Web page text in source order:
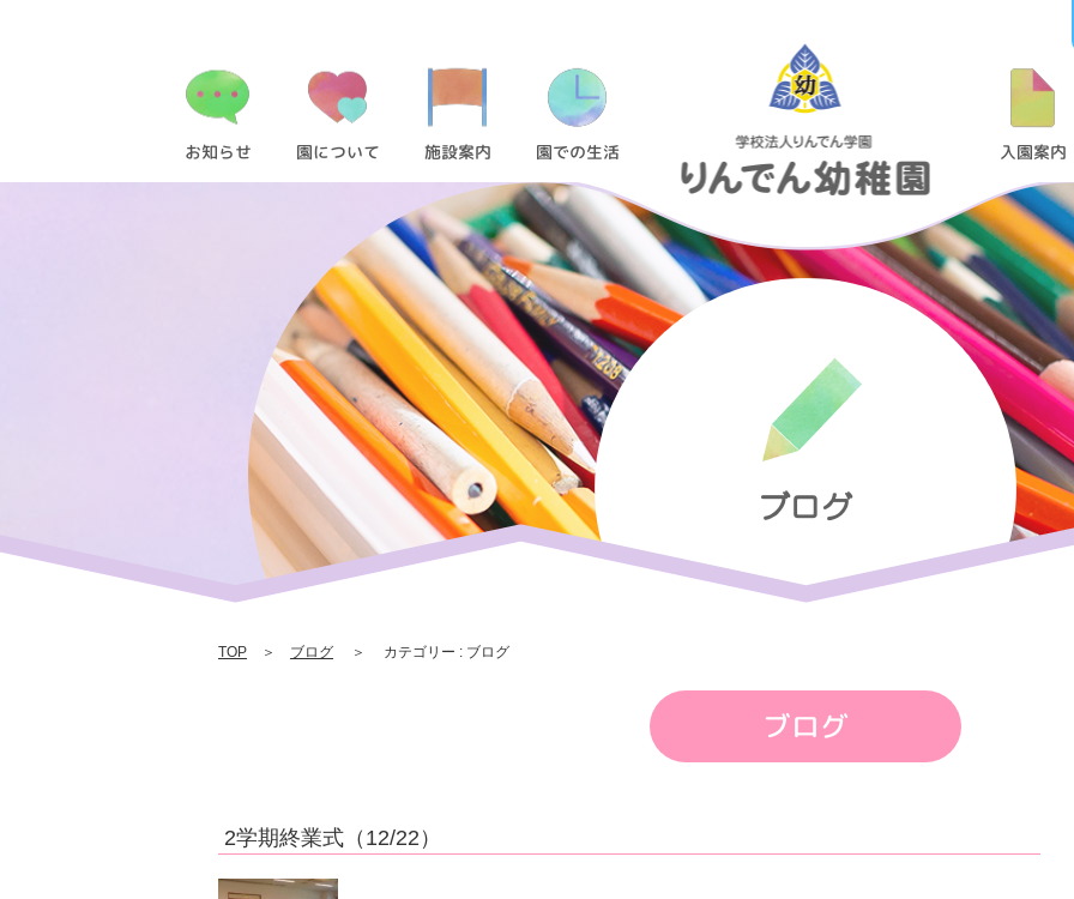
グ Page
5
|
り
ん
で
ん
お知らせ 園について 施設案内 園での生活 入園案内
TOP ＞ ブログ ＞ カテゴリー : ブログ
ブログ
2学期終業式（12/22）